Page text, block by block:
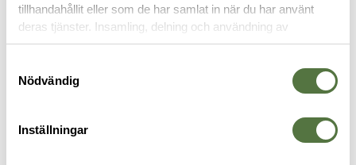
tillhandahållit eller som de har samlat in när du har använt
deras tjänster. Insamling, delning och användning av
personuppgifter kan användas för personalisering av
Nödvändig
Inställningar
LAMPFÄSTEN